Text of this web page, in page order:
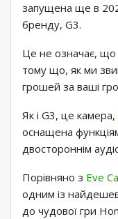
запущена ще в
бренду, G3.
Це не означає, що
тому що, як ми
грошей за ваші
Як і G3, це камера,
оснащена
двостороннім
Порівняно з Eve
одним із
до чудової гри